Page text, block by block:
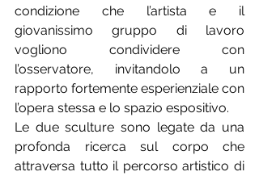
condizione che l’artista e il
giovanissimo gruppo di lavoro
vogliono condividere con
l’osservatore, invitandolo a un
rapporto fortemente esperienziale con
l’opera stessa e lo spazio espositivo.
Le due sculture sono legate da una
profonda ricerca sul corpo che
attraversa tutto il percorso artistico di